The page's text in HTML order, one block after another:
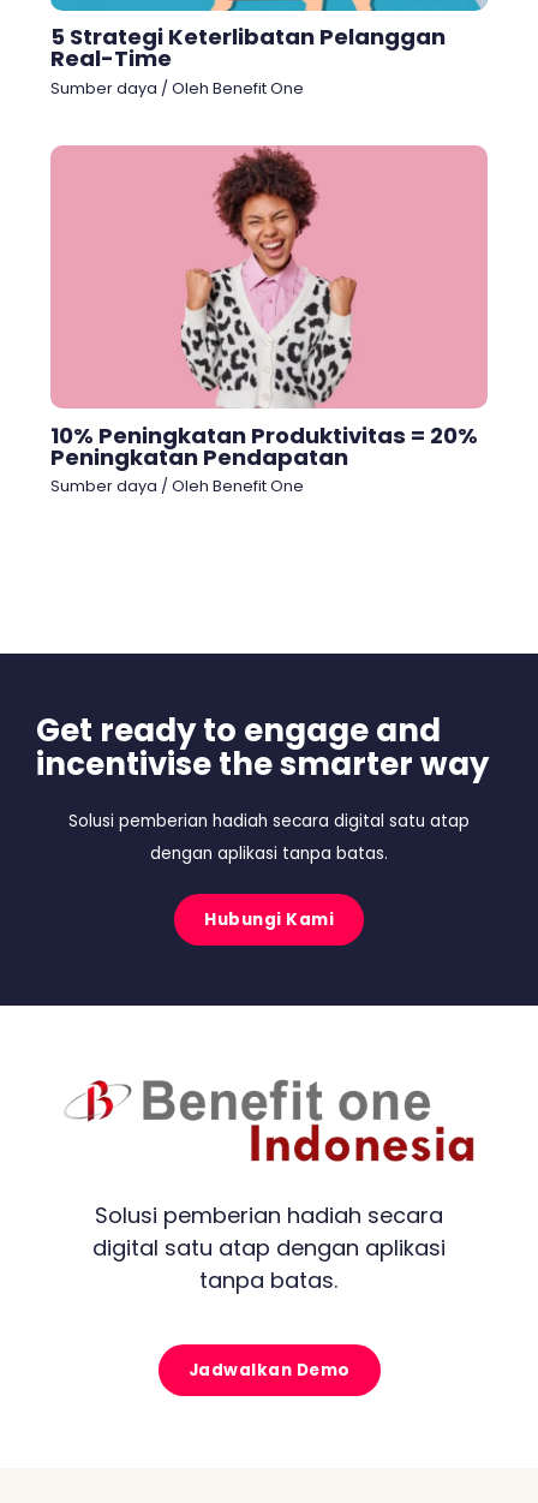
5 Strategi Keterlibatan Pelanggan
Real-Time
Sumber daya / Oleh Benefit One
10% Peningkatan Produktivitas = 20%
Peningkatan Pendapatan
Sumber daya / Oleh Benefit One
Get ready to engage and
incentivise the smarter way
Solusi pemberian hadiah secara digital satu atap
dengan aplikasi tanpa batas.
Hubungi Kami
Solusi pemberian hadiah secara
digital satu atap dengan aplikasi
tanpa batas.
Jadwalkan Demo